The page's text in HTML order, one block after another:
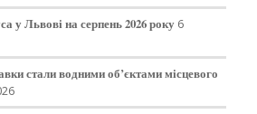
у Львові на серпень 2026 року 6
стали водними об’єктами місцевого